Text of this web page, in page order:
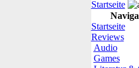
Startseite
Startseite
Reviews
Audio
Games